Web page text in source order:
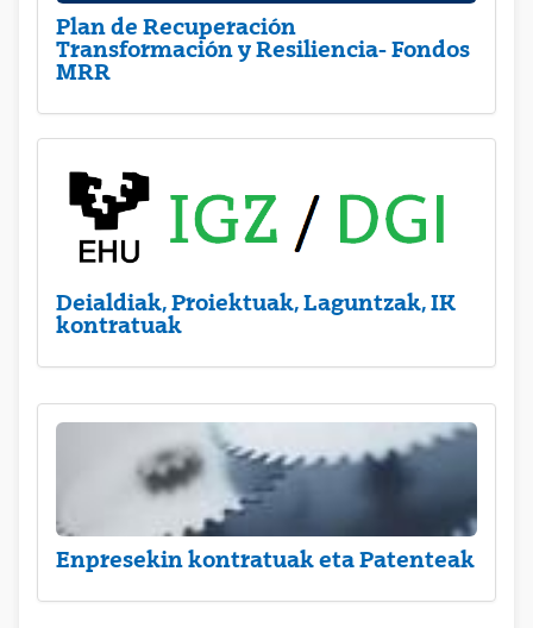
Plan de Recuperación
Transformación y Resiliencia- Fondos
MRR
Deialdiak, Proiektuak, Laguntzak, IK
kontratuak
Enpresekin kontratuak eta Patenteak